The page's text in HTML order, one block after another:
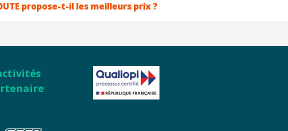
propose-t-il les meilleurs prix ?